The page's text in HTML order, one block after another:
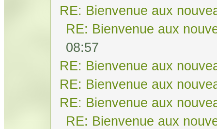
RE: Bienvenue aux
RE: Bienvenue aux
08:57
RE: Bienvenue aux
RE: Bienvenue aux
RE: Bienvenue aux
RE: Bienvenue aux